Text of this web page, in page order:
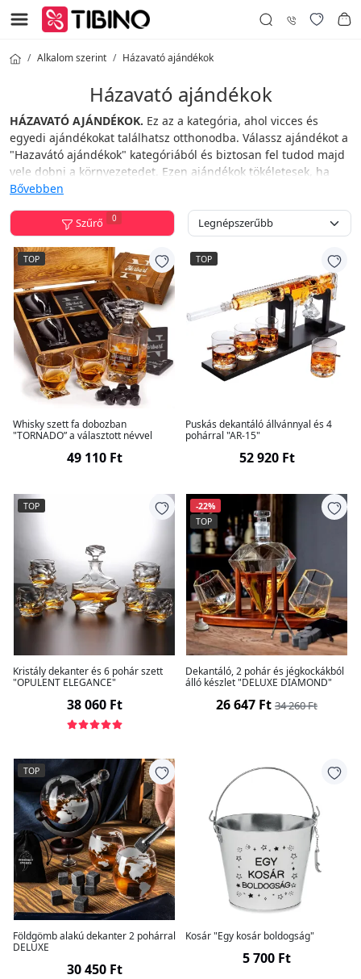
Alkalom szerint Házavató ajándékok
Házavató ajándékok
HÁZAVATÓ AJÁNDÉKOK. Ez az a kategória, ahol vicces és
egyedi ajándékokat találhatsz otthonodba. Válassz ajándékot a
"Hazavátó ajándékok" kategóriából és biztosan fel tudod majd
vele dobni a környezetedet. Ezen ajándékok tökéletesek, ha
egy kolléga házavató bulijára mész és nem tudod, hogyan lepd
Tibino.hu bátran kijelenti: Mostantól az ajándékozás nem
probléma!
Bővebben
Szűrő 0
TOP
Whisky szett fa dobozban
"TORNADO” a választott névvel
49 110 Ft
TOP
Puskás dekantáló állvánnyal és 4
pohárral "AR-15"
52 920 Ft
TOP
Kristály dekanter és 6 pohár szett
"OPULENT ELEGANCE"
38 060 Ft
-22%
TOP
Dekantáló, 2 pohár és jégkockákból
álló készlet "DELUXE DIAMOND"
26 647 Ft 34 260 Ft
TOP
Földgömb alakú dekanter 2 pohárral
DELUXE
30 450 Ft
Kosár "Egy kosár boldogság"
5 700 Ft